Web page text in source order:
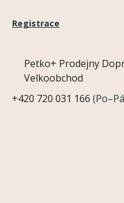
Registrace
Petko+ Prodejny
Velkoobchod
+420 720 031 166